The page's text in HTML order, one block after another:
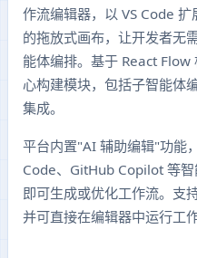
作流编辑器，以 VS Code
的拖放式画布，让开发者无
能体编排。基于 React
心构建模块，包括子智能体
集成。
平台内置"AI 辅助编辑"功能
Code、GitHub Copilot 等
即可生成或优化工作流。支
并可直接在编辑器中运行工